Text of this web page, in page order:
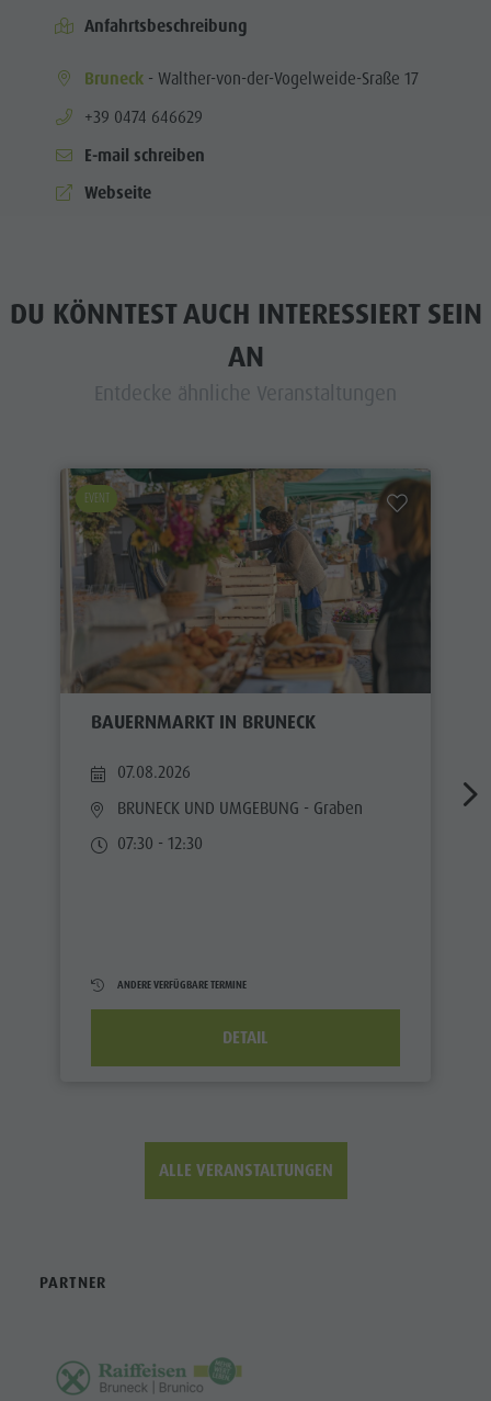
Anfahrtsbeschreibung
Bruneck - Walther-von-der-Vogelweide-Sraße 17
aria.phone:
+39 0474 646629
E-mail schreiben
Webseite
DU KÖNNTEST AUCH INTERESSIERT SEIN
AN
Entdecke ähnliche Veranstaltungen
EVENT
BAUERNMARKT IN BRUNECK
07.08.2026
BRUNECK UND UMGEBUNG - Graben
07:30 - 12:30
ANDERE VERFÜGBARE TERMINE
DETAIL
ALLE VERANSTALTUNGEN
PARTNER